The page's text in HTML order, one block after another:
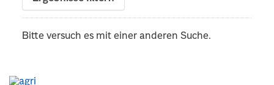
Bitte versuch es mit einer anderen Suche.